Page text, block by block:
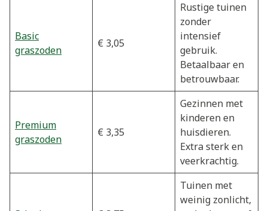
Basic
graszoden
€ 3,05
Rustige tuinen
zonder
intensief
gebruik.
Betaalbaar en
betrouwbaar.
Premium
graszoden
€ 3,35
Gezinnen met
kinderen en
huisdieren.
Extra sterk en
veerkrachtig.
Tuinen met
weinig zonlicht,